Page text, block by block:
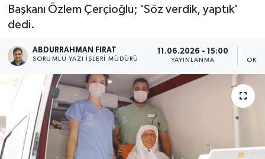
Başkanı Özlem Çerçioğlu; 'Söz verdik, yaptık'
dedi.
ABDURRAHMAN FIRAT
SORUMLU YAZI İŞLERI MÜDÜRÜ
11.06.2026 - 15:00
YAYINLANMA